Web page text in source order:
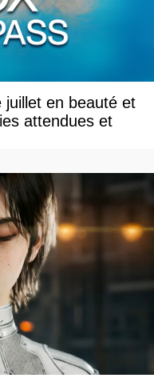
juillet en beauté et
attendues et